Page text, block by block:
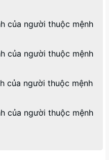
của người thuộc mệnh
của người thuộc mệnh
của người thuộc mệnh
của người thuộc mệnh